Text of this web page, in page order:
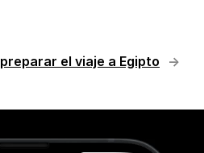
el viaje a Egipto